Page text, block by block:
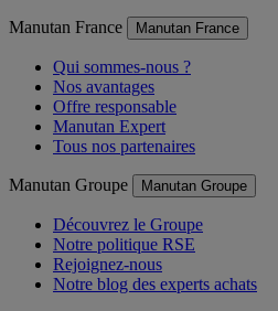
Manutan France Manutan France
Qui sommes-nous ?
Nos avantages
Offre responsable
Manutan Expert
Tous nos partenaires
Manutan Groupe Manutan Groupe
Découvrez le Groupe
Notre politique RSE
Rejoignez-nous
Notre blog des experts achats